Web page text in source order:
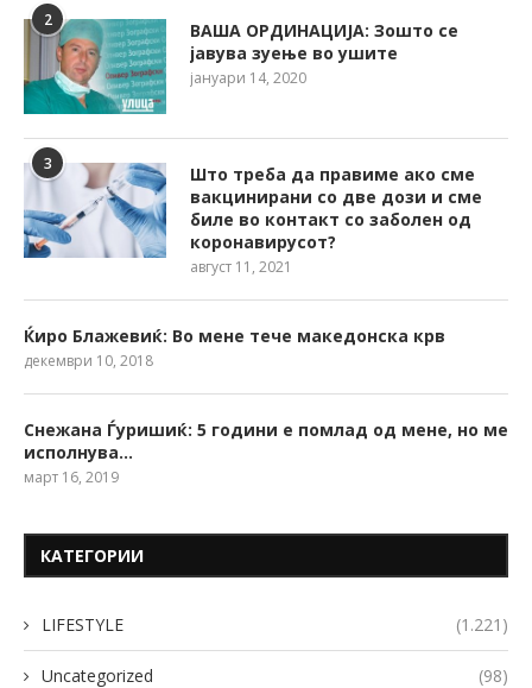
2
ВАША ОРДИНАЦИЈА: Зошто се
јавува зуење во ушите
јануари 14, 2020
3
Што треба да правиме ако сме
вакцинирани со две дози и сме
биле во контакт со заболен од
коронавирусот?
август 11, 2021
Ќиро Блажевиќ: Во мене тече македонска крв
декември 10, 2018
Снежана Ѓуришиќ: 5 години е помлад од мене, но ме
исполнува…
март 16, 2019
КАТЕГОРИИ
LIFESTYLE (1.221)
Uncategorized (98)